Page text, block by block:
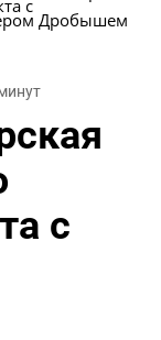
с
Дробышем
с